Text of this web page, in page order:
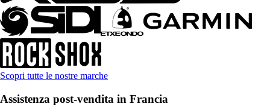
Scopri tutte le nostre marche
Assistenza post-vendita in Francia